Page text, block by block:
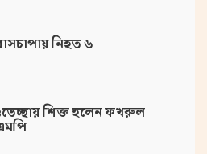
নিহত ৬
শিক্ত হলেন ফখরুল